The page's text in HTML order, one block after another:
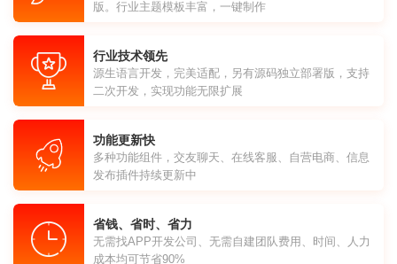
版。行业主题模板丰富，一键制作
行业技术领先
源生语言开发，完美适配，另有源码独立部署版，支持
二次开发，实现功能无限扩展
功能更新快
多种功能组件，交友聊天、在线客服、自营电商、信息
发布插件持续更新中
省钱、省时、省力
无需找APP开发公司、无需自建团队费用、时间、人力
成本均可节省90%